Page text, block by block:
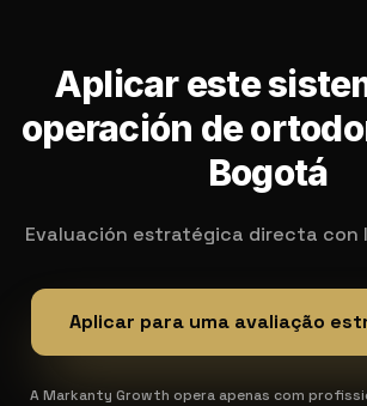
Aplicar este
operación de
Bogotá
Evaluación estratégica directa con
Aplicar para uma avaliação
A Markanty Growth opera apenas com